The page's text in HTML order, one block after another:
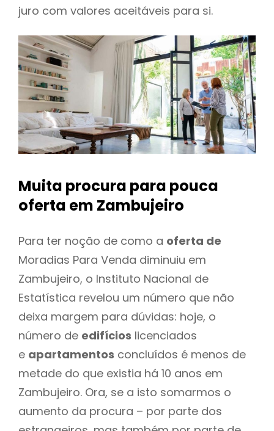
juro com valores aceitáveis para si.
Muita procura para pouca
oferta em Zambujeiro
Para ter noção de como a oferta de
Moradias Para Venda diminuiu em
Zambujeiro, o Instituto Nacional de
Estatística revelou um número que não
deixa margem para dúvidas: hoje, o
número de edifícios licenciados
e apartamentos concluídos é menos de
metade do que existia há 10 anos em
Zambujeiro. Ora, se a isto somarmos o
aumento da procura – por parte dos